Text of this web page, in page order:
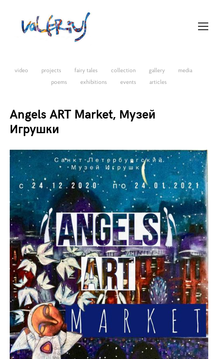
video projects fairy tales collection gallery
media
poems
exhibitions events articles
Angels ART Market, Музей
Игрушки